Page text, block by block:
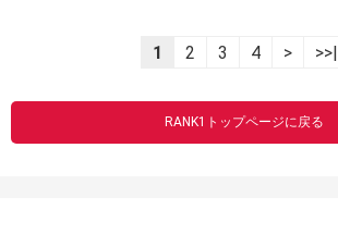
1 2 3 4 > >>|
RANK1トップページに戻る